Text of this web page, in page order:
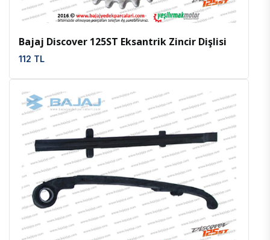
Bajaj Discover 125ST Eksantrik Zincir Dişlisi
112 TL
İncele Favoriler